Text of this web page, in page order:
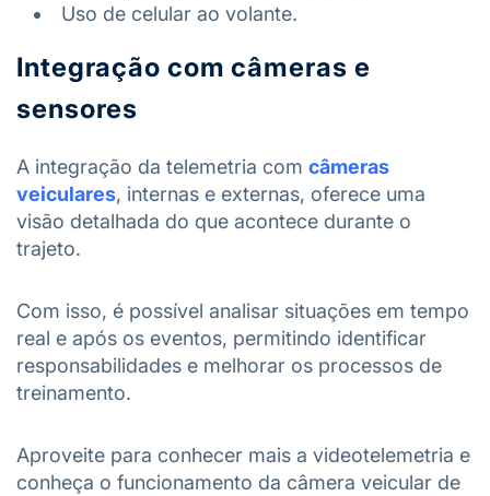
Uso de celular ao volante.
Integração com câmeras e
sensores
A integração da telemetria com câmeras
veiculares, internas e externas, oferece uma
visão detalhada do que acontece durante o
trajeto.
Com isso, é possível analisar situações em tempo
real e após os eventos, permitindo identificar
responsabilidades e melhorar os processos de
treinamento.
Aproveite para conhecer mais a videotelemetria e
conheça o funcionamento da câmera veicular de